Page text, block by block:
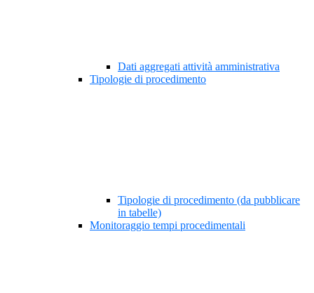
Dati aggregati attività amministrativa
Tipologie di procedimento
Tipologie di procedimento (da pubblicare
in tabelle)
Monitoraggio tempi procedimentali